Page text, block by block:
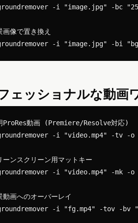
-i "image.jpg" -bc
像で置き換え
ェッショナルな動画
ProRes動画 (Premiere/Resolve対応)
-i "video.mp4" -tv -o
ンスクリーン用マットキー
-i "video.mp4" -mk -o
画へのオーバーレイ